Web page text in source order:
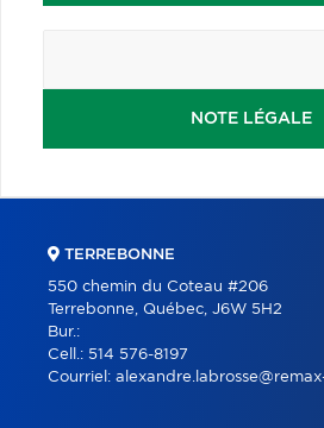
NOTE LÉGALE
TERREBONNE
550 chemin du Coteau #206
Terrebonne, Québec, J6W 5H2
Bur.:
Cell.: 514 576-8197
Courriel: